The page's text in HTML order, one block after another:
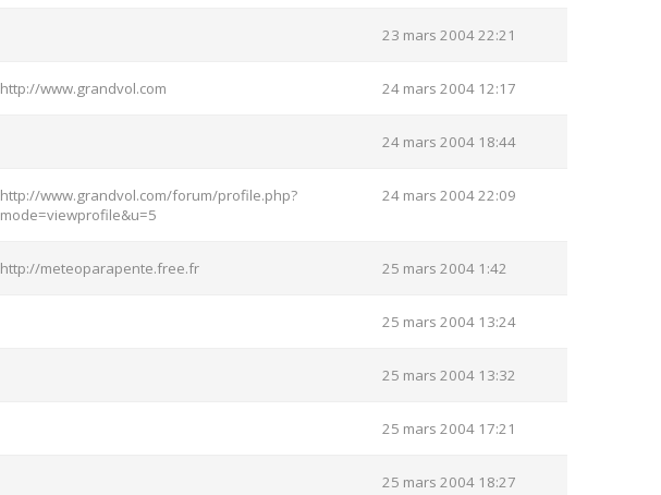
23 mars 2004 22:21
http://www.grandvol.com 24 mars 2004 12:17
24 mars 2004 18:44
http://www.grandvol.com/forum/profile.php?
mode=viewprofile&u=5
24 mars 2004 22:09
http://meteoparapente.free.fr 25 mars 2004 1:42
25 mars 2004 13:24
25 mars 2004 13:32
25 mars 2004 17:21
25 mars 2004 18:27